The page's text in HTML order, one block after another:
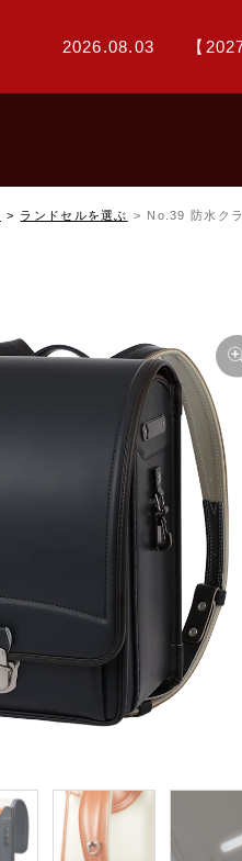
2026.08.03 【
ランドセルを選ぶ No.39 防水ク